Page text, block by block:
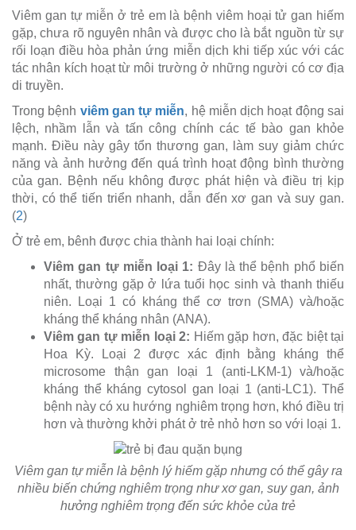
Viêm gan tự miễn ở trẻ em là bệnh viêm hoại tử gan hiếm
gặp, chưa rõ nguyên nhân và được cho là bắt nguồn từ sự
rối loạn điều hòa phản ứng miễn dịch khi tiếp xúc với các
tác nhân kích hoạt từ môi trường ở những người có cơ địa
di truyền.
Trong bệnh viêm gan tự miễn, hệ miễn dịch hoạt động sai
lệch, nhầm lẫn và tấn công chính các tế bào gan khỏe
mạnh. Điều này gây tổn thương gan, làm suy giảm chức
năng và ảnh hưởng đến quá trình hoạt động bình thường
của gan. Bệnh nếu không được phát hiện và điều trị kịp
thời, có thể tiến triển nhanh, dẫn đến xơ gan và suy gan.
(2)
Ở trẻ em, bênh được chia thành hai loại chính:
Viêm gan tự miễn loại 1: Đây là thể bệnh phổ biến
nhất, thường gặp ở lứa tuổi học sinh và thanh thiếu
niên. Loại 1 có kháng thể cơ trơn (SMA) và/hoặc
kháng thể kháng nhân (ANA).
Viêm gan tự miễn loại 2: Hiếm gặp hơn, đặc biệt tại
Hoa Kỳ. Loại 2 được xác định bằng kháng thể
microsome thận gan loại 1 (anti-LKM-1) và/hoặc
kháng thể kháng cytosol gan loại 1 (anti-LC1). Thể
bệnh này có xu hướng nghiêm trọng hơn, khó điều trị
hơn và thường khởi phát ở trẻ nhỏ hơn so với loại 1.
Viêm gan tự miễn là bệnh lý hiếm gặp nhưng có thể gây ra
nhiều biến chứng nghiêm trọng như xơ gan, suy gan, ảnh
hưởng nghiêm trọng đến sức khỏe của trẻ